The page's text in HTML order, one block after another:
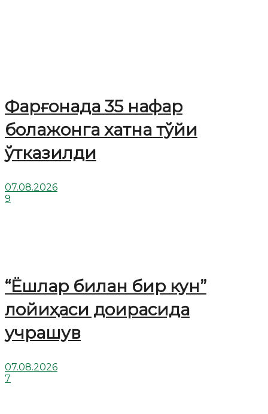
Фарғонада 35 нафар
болажонга хатна тўйи
ўтказилди
07.08.2026
9
“Ёшлар билан бир кун”
лойиҳаси доирасида
учрашув
07.08.2026
7